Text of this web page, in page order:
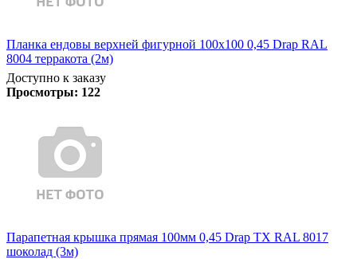
Планка ендовы верхней фигурной 100x100 0,45 Drap RAL
8004 терракота (2м)
Доступно к заказу
Просмотры: 122
Парапетная крышка прямая 100мм 0,45 Drap TX RAL 8017
шоколад (3м)